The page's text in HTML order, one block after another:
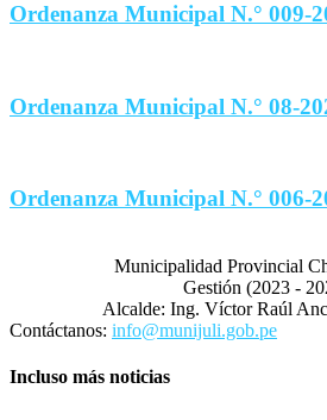
Ordenanza Municipal N.° 009-
Ordenanza Municipal N.° 08-
Ordenanza Municipal N.° 006-
Municipalidad Provincial
Gestión (2023 -
Alcalde: Ing. Víctor Raúl
Contáctanos: info@munijuli.gob.pe
Incluso más noticias